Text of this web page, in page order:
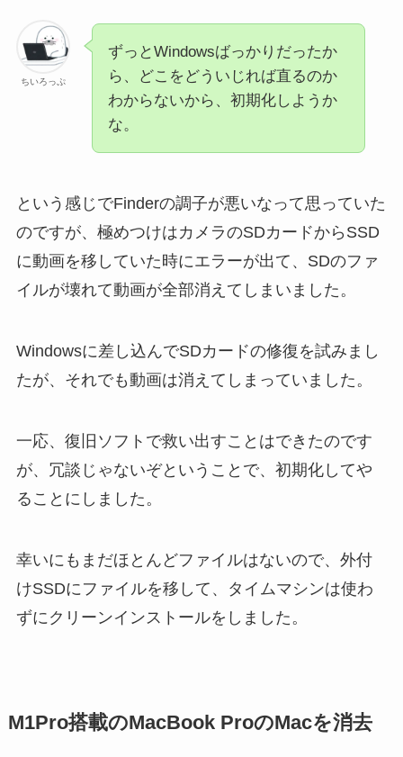
ちいろっぷ
ずっとWindowsばっかりだったか
ら、どこをどういじれば直るのか
わからないから、初期化しようか
な。
という感じでFinderの調子が悪いなって思っていた
のですが、極めつけはカメラのSDカードからSSD
に動画を移していた時にエラーが出て、SDのファ
イルが壊れて動画が全部消えてしまいました。
Windowsに差し込んでSDカードの修復を試みまし
たが、それでも動画は消えてしまっていました。
一応、復旧ソフトで救い出すことはできたのです
が、冗談じゃないぞということで、初期化してや
ることにしました。
幸いにもまだほとんどファイルはないので、外付
けSSDにファイルを移して、タイムマシンは使わ
ずにクリーンインストールをしました。
M1Pro搭載のMacBook ProのMacを消去